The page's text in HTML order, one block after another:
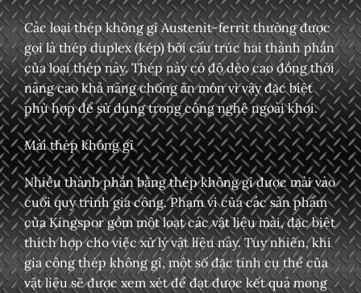
Các loại thép không gỉ Austenit-ferrit thường được
gọi là thép duplex (kép) bởi cấu trúc hai thành phần
của loại thép này. Thép này có độ dẻo cao đồng thời
nâng cao khả năng chống ăn mòn vì vậy đặc biệt
phù hợp để sử dụng trong công nghệ ngoài khơi.
Mài thép không gỉ
Nhiều thành phần bằng thép không gỉ được mài vào
cuối quy trình gia công. Phạm vi của các sản phẩm
của Kingspor gồm một loạt các vật liệu mài, đặc biệt
thích hợp cho việc xử lý vật liệu này. Tuy nhiên, khi
gia công thép không gỉ, một số đặc tính cụ thể của
vật liệu sẽ được xem xét để đạt được kết quả mong